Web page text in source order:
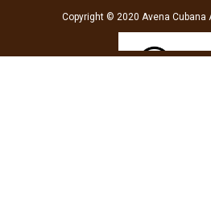
Copyright © 2020 Avena Cubana